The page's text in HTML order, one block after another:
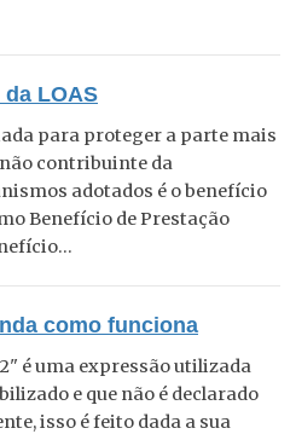
LOAS
para proteger a parte mais
contribuinte da
adotados é o benefício
Benefício de Prestação
como funciona
é uma expressão utilizada
e que não é declarado
isso é feito dada a sua